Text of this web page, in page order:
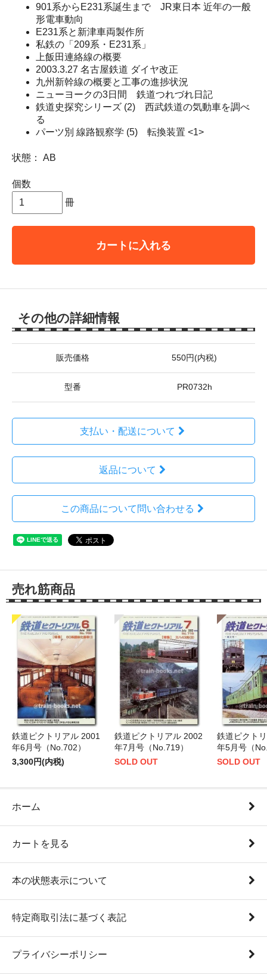
901系からE231系誕生まで JR東日本 近年の一般
形電車動向
E231系と新津車両製作所
私鉄の「209系・E231系」
上飯田連絡線の概要
2003.3.27 名古屋鉄道 ダイヤ改正
九州新幹線の概要と工事の進捗状況
ニューヨークの3日間 鉄道つれづれ日記
鉄道史探究シリーズ (2) 西武鉄道の気動車を調べ
る
パーツ別 線路観察学 (5) 転換装置 <1>
状態： AB
個数
冊
カートに入れる
その他の詳細情報
販売価格 550円(内税)
型番 PR0732h
支払い・配送について
返品について
この商品について問い合わせる
売れ筋商品
鉄道ピクトリアル 2001
年6月号（No.702）
3,300円(内税)
鉄道ピクトリアル 2002
年7月号（No.719）
SOLD OUT
鉄道ピクト
年5月号（
SOLD OUT
ホーム
カートを見る
本の状態表示について
特定商取引法に基づく表記
プライバシーポリシー